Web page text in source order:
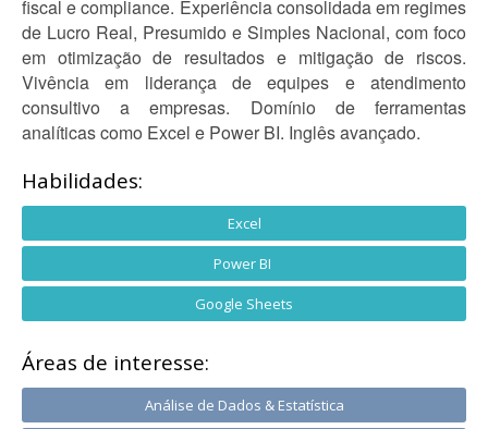
fiscal e compliance. Experiência consolidada em regimes
de Lucro Real, Presumido e Simples Nacional, com foco
em otimização de resultados e mitigação de riscos.
Vivência em liderança de equipes e atendimento
consultivo a empresas. Domínio de ferramentas
analíticas como Excel e Power BI. Inglês avançado.
Habilidades:
Excel
Power BI
Google Sheets
Áreas de interesse:
Análise de Dados & Estatística